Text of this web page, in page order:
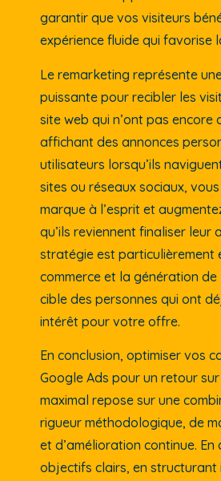
garantir que vos visiteurs
expérience fluide qui favorise
Le remarketing représente
puissante pour recibler les
site web qui n’ont pas encore
affichant des annonces
utilisateurs lorsqu’ils
sites ou réseaux sociaux,
marque à l’esprit et
qu’ils reviennent finaliser leur
stratégie est particulièrement
commerce et la génération
cible des personnes qui ont
intérêt pour votre offre.
En conclusion, optimiser vos
Google Ads pour un retour
maximal repose sur une
rigueur méthodologique, de
et d’amélioration continue. En
objectifs clairs, en structurant